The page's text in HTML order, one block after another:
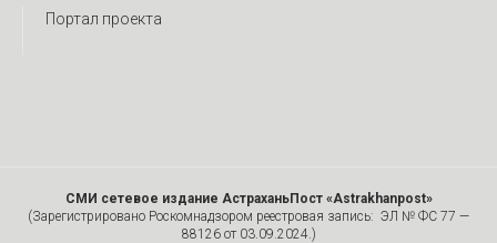
Портал проекта
СМИ сетевое издание АстраханьПост «Astrakhanpost»
(Зарегистрировано Роскомнадзором реестровая запись: ЭЛ № ФС 77 —
88126 от 03.09.2024.)